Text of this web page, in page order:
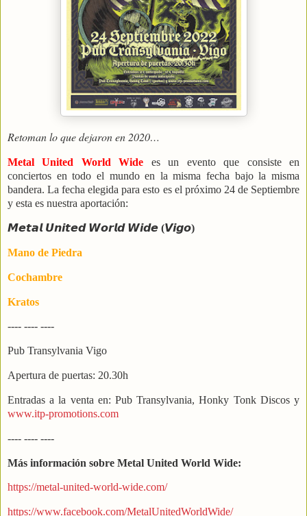
Retoman lo que dejaron en 2020…
Metal United World Wide es un evento que consiste en
conciertos en todo el mundo en la misma fecha bajo la misma
bandera. La fecha elegida para esto es el próximo 24 de Septiembre
y esta es nuestra aportación:
𝙈𝙚𝙩𝙖𝙡 𝙐𝙣𝙞𝙩𝙚𝙙 𝙒𝙤𝙧𝙡𝙙 𝙒𝙞𝙙𝙚 (𝙑𝙞𝙜𝙤)
Mano de Piedra
Cochambre
Kratos
---- ---- ----
Pub Transylvania Vigo
Apertura de puertas: 20.30h
Entradas a la venta en: Pub Transylvania, Honky Tonk Discos y
www.itp-promotions.com
---- ---- ----
Más información sobre Metal United World Wide:
https://metal-united-world-wide.com/
https://www.facebook.com/MetalUnitedWorldWide/